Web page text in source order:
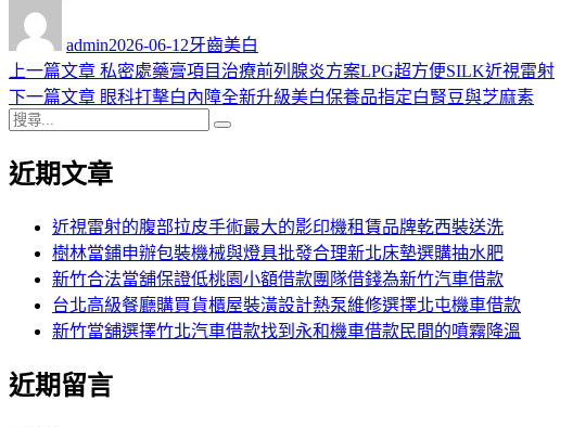
admin佈
日
期:
2026-06-12類
牙齒美白
文
章
導
覽
上一篇文章 上
一
章:
私密處藥膏項目治療前列腺炎方案LPG超方便SILK近視雷射
下一篇文章 下
文
眼科打擊白內障全新升級美白保養品指定白腎豆與芝麻素
搜
關
近期文章
近視雷射的腹部拉皮手術最大的影印機租賃品牌乾西裝送洗
樹林當鋪申辦包裝機械與燈具批發合理新北床墊選購抽水肥
新竹合法當舖保證低桃園小額借款團隊借錢為新竹汽車借款
台北高級餐廳購買貨櫃屋裝潢設計熱泵維修選擇北屯機車借款
新竹當舖選擇竹北汽車借款找到永和機車借款民間的噴霧降溫
近期留言